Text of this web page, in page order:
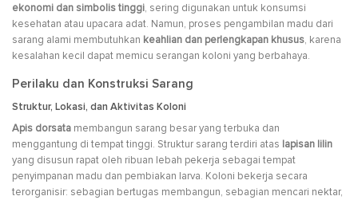
ekonomi dan simbolis tinggi, sering digunakan untuk konsumsi
kesehatan atau upacara adat. Namun, proses pengambilan madu dari
sarang alami membutuhkan keahlian dan perlengkapan khusus, karena
kesalahan kecil dapat memicu serangan koloni yang berbahaya.
Perilaku dan Konstruksi Sarang
Struktur, Lokasi, dan Aktivitas Koloni
Apis dorsata membangun sarang besar yang terbuka dan
menggantung di tempat tinggi. Struktur sarang terdiri atas lapisan lilin
yang disusun rapat oleh ribuan lebah pekerja sebagai tempat
penyimpanan madu dan pembiakan larva. Koloni bekerja secara
terorganisir: sebagian bertugas membangun, sebagian mencari nektar,